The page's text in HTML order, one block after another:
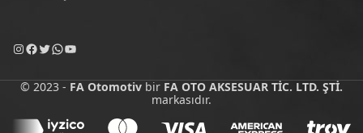
© 2023 - FA Otomotiv bir FA OTO AKSESUAR TİC. LTD. ŞTİ.
markasıdır.